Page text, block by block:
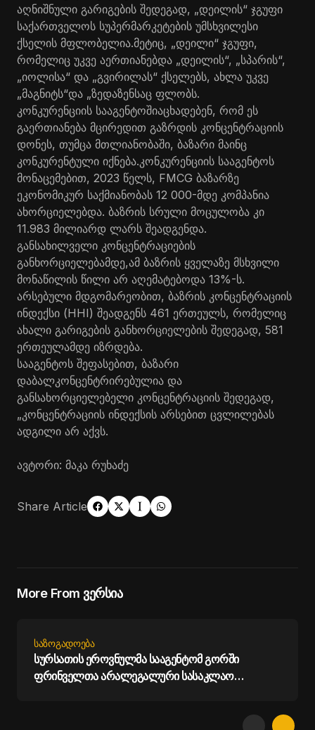
აღნიშნული გარიგების შედეგად, „დეილის“ ჯგუფი
საქართველოს სუპერმარკეტების უმსხვილესი
ქსელის მფლობელია.მეტიც, „დეილი“ ჯგუფი,
რომელიც უკვე აერთიანებდა „დეილის“, „სპარის“,
„იოლისა“ და „გვირილას“ ქსელებს, ახლა უკვე
„მაგნიტს“და „ზედაზენსაც ფლობს.
კონკურენციის სააგენტოშიაცხადებენ, რომ ეს
გაერთიანება მცირედით გაზრდის კონცენტრაციის
დონეს, თუმცა მთლიანობაში, ბაზარი მაინც
კონკურენტული იქნება.კონკურენციის სააგენტოს
მონაცემებით, 2023 წელს, FMCG ბაზარზე
ეკონომიკურ საქმიანობას 12 000-მდე კომპანია
ახორციელებდა. ბაზრის სრული მოცულობა კი
11.983 მილიარდ ლარს შეადგენდა.
განსახილველი კონცენტრაციების
განხორციელებამდე,ამ ბაზრის ყველაზე მსხვილი
მონაწილის წილი არ აღემატებოდა 13%-ს.
არსებული მდგომარეობით, ბაზრის კონცენტრაციის
ინდექსი (HHI) შეადგენს 461 ერთეულს, რომელიც
ახალი გარიგების განხორციელების შედეგად, 581
ერთეულამდე იზრდება.
სააგენტოს შეფასებით, ბაზარი
დაბალკონცენტრირებულია და
განსახორციელებელი კონცენტრაციის შედეგად,
„კონცენტრაციის ინდექსის არსებით ცვლილებას
ადგილი არ აქვს.
ავტორი: მაკა რუხაძე
Share Article
More From ვერსია
ᲡᲐᲖᲝᲒᲐᲓᲝᲔᲑᲐ
სურსათის ეროვნულმა სააგენტომ გორში
ფრინველთა არალეგალური სასაკლაო